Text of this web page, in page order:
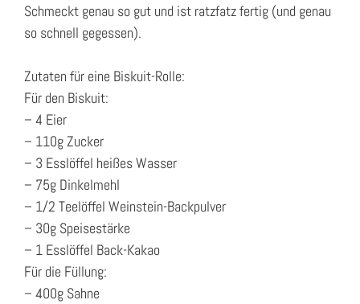
Schmeckt genau so gut und ist ratzfatz fertig (und genau
so schnell gegessen).
Zutaten für eine Biskuit-Rolle:
Für den Biskuit:
– 4 Eier
– 110g Zucker
– 3 Esslöffel heißes Wasser
– 75g Dinkelmehl
– 1/2 Teelöffel Weinstein-Backpulver
– 30g Speisestärke
– 1 Esslöffel Back-Kakao
Für die Füllung:
– 400g Sahne